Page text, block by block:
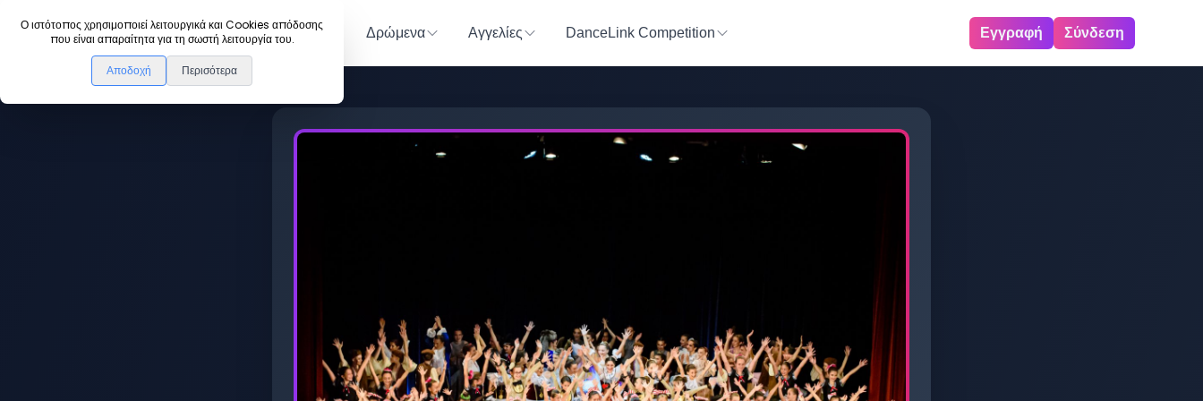
Ο ιστότοπος χρησιμοποιεί λειτουργικά και Cookies απόδοσης
που είναι απαραίτητα για τη σωστή λειτουργία του.
Αποδοχή Περισότερα
DanceLink Μέλη Δρώμενα Αγγελίες DanceLink Competition Εγγραφή Σύνδεση